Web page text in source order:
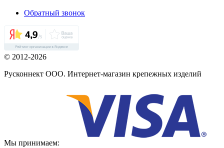
Обратный звонок
© 2012-2026
Русконнект ООО. Интернет-магазин крепежных изделий
Мы принимаем: